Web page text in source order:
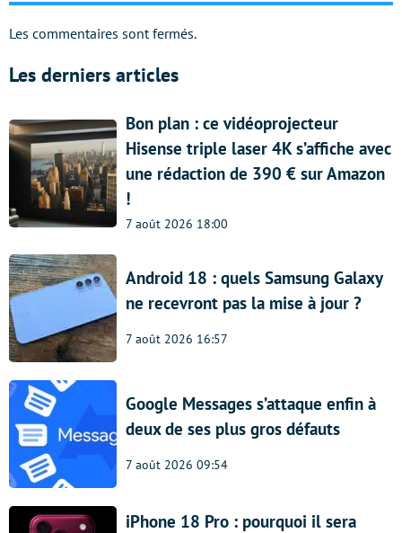
Les commentaires sont fermés.
Les derniers articles
Bon plan : ce vidéoprojecteur
Hisense triple laser 4K s’affiche avec
une rédaction de 390 € sur Amazon
!
7 août 2026 18:00
Android 18 : quels Samsung Galaxy
ne recevront pas la mise à jour ?
7 août 2026 16:57
Google Messages s’attaque enfin à
deux de ses plus gros défauts
7 août 2026 09:54
iPhone 18 Pro : pourquoi il sera